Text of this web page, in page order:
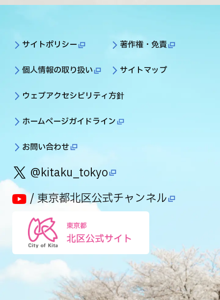
サイトポリシー 著作権・免責
個人情報の取り扱い サイトマップ
ウェブアクセシビリティ方針
ホームページガイドライン
お問い合わせ
@kitaku_tokyo
/ 東京都北区公式チャンネル